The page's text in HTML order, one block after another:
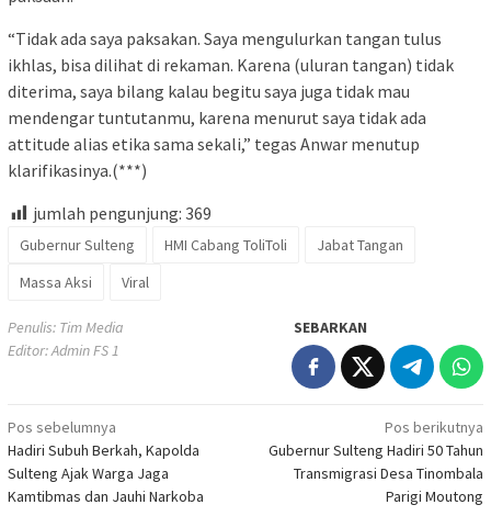
“Tidak ada saya paksakan. Saya mengulurkan tangan tulus
ikhlas, bisa dilihat di rekaman. Karena (uluran tangan) tidak
diterima, saya bilang kalau begitu saya juga tidak mau
mendengar tuntutanmu, karena menurut saya tidak ada
attitude alias etika sama sekali,” tegas Anwar menutup
klarifikasinya.(***)
jumlah pengunjung: 369
Gubernur Sulteng HMI Cabang ToliToli
Jabat Tangan
Massa Aksi
Viral
Penulis: Tim Media
Editor: Admin FS 1
SEBARKAN
Navigasi
pos
Pos sebelumnya
Hadiri Subuh Berkah, Kapolda
Sulteng Ajak Warga Jaga
Kamtibmas dan Jauhi Narkoba
Pos berikutnya
Gubernur Sulteng Hadiri 50 Tahun
Transmigrasi Desa Tinombala
Parigi Moutong